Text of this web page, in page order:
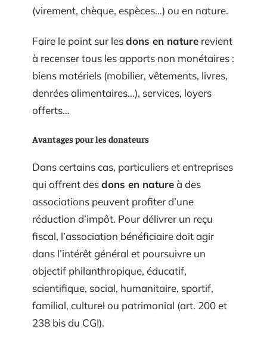
(virement, chèque, espèces…) ou en nature.
Faire le point sur lesdons en nature revient
à recenser tous les apports non monétaires :
biens matériels (mobilier, vêtements, livres,
denrées alimentaires…), services, loyers
offerts…
Avantages pour les donateurs
Dans certains cas, particuliers et entreprises
qui offrent desdons en natureà des
associations peuvent profiter d’une
réduction d’impôt. Pour délivrer un reçu
fiscal, l’association bénéficiaire doit agir
dans l’intérêt général et poursuivre un
objectif philanthropique, éducatif,
scientifique, social, humanitaire, sportif,
familial, culturel ou patrimonial (art. 200 et
238 bis du CGI).